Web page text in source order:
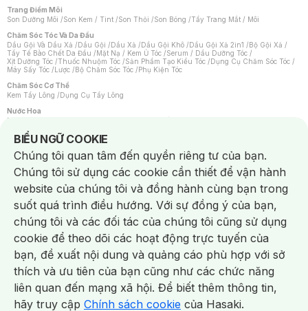
Trang Điểm Môi
Son Dưỡng Môi /Son Kem / Tint /Son Thỏi /Son Bóng /Tẩy Trang Mắt / Môi
Chăm Sóc Tóc Và Da Đầu
Dầu Gội Và Dầu Xả /Dầu Gội /Dầu Xả /Dầu Gội Khô /Dầu Gội Xả 2in1 /Bộ Gội Xả /
Tẩy Tế Bào Chết Da Đầu /Mặt Nạ / Kem Ủ Tóc /Serum / Dầu Dưỡng Tóc /
Xịt Dưỡng Tóc /Thuốc Nhuộm Tóc /Sản Phẩm Tạo Kiểu Tóc /Dụng Cụ Chăm Sóc Tóc /
Máy Sấy Tóc /Lược /Bộ Chăm Sóc Tóc /Phụ Kiện Tóc
Chăm Sóc Cơ Thể
Kem Tẩy Lông /Dụng Cụ Tẩy Lông
Nước Hoa
Nước Hoa Nữ
Chăm Sóc Cá Nhân
Chống Muỗi /Khẩu Trang /Máy Massage/Mặt Nạ Xông Hơi /Nước Rửa Tay/
Sản Phẩm Chăm Sóc Khác /Bàn Chải Đánh Răng /Bàn Chải Điện/
Hỗ Trợ Trắng Răng/Kem Đánh Răng /Máy Tăm Nước/ Nước Súc Miệng/
Tăm / Chỉ Nha Khoa/ Xịt Thơm Miệng / Dung Dịch Vệ Sinh/Dưỡng Vùng Kín/
Khăn Ướt Vệ Sinh Vùng Kín/Băng Vệ Sinh/Tampon/Bọt Cạo Râu /Dao Cạo Râu/
Máy Cạo Râu
Vấn Đề Về Da
Da Dầu / Lỗ Chân Lông To/ Da Khô / Mất Nước/ Da Lão Hóa/ Da Mụn/
Da Nhạy Cảm / Kích Ứng
Da Xỉn Màu Thâm / Nám / Tàn Nhang
Quầng Thâm & Bọng Mắt /Sẹo /Viêm Da Cơ Địa
Dụng Cụ / Phụ Kiện Chăm Sóc Da
Bông Tẩy Trang
Khăn Lau Mặt Khô Dụng Cụ / Máy Rửa Mặt Máy Chăm Sóc Da
Dụng Cụ Chăm Sóc Khác
BIỂU NGỮ COOKIE
Notice about cookies usage
Chúng tôi quan tâm đến quyền riêng tư của bạn.
Chúng tôi sử dụng các cookie cần thiết để vận hành
website của chúng tôi và đồng hành cùng bạn trong
suốt quá trình điều hướng. Với sự đồng ý của bạn,
chúng tôi và các đối tác của chúng tôi cũng sử dụng
cookie để theo dõi các hoạt động trực tuyến của
bạn, đề xuất nội dung và quảng cáo phù hợp với sở
thích và ưu tiên của bạn cũng như các chức năng
liên quan đến mạng xã hội. Để biết thêm thông tin,
hãy truy cập Chính sách cookie của Hasaki.